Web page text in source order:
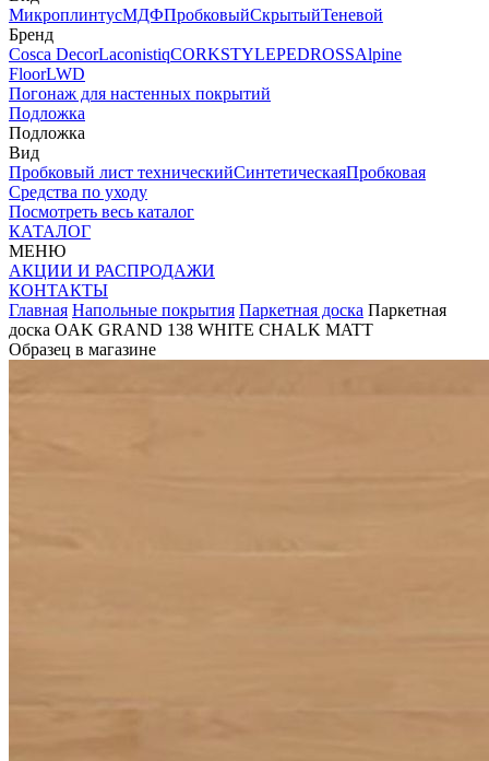
МикроплинтусМДФПробковыйСкрытыйТеневой
Бренд
Cosca DecorLaconistiqCORKSTYLEPEDROSSAlpine
FloorLWD
Погонаж для настенных покрытий
Подложка
Подложка
Вид
Пробковый лист техническийСинтетическаяПробковая
Средства по уходу
Посмотреть весь каталог
КАТАЛОГ
МЕНЮ
АКЦИИ И РАСПРОДАЖИ
КОНТАКТЫ
Главная Напольные покрытия Паркетная доска Паркетная
доска OAK GRAND 138 WHITE CHALK MATT
Образец в магазине